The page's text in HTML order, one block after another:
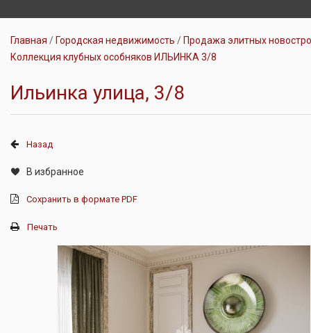
Главная Городская недвижимость
Продажа элитных
Коллекция клубных особняков ИЛЬИНКА 3/8
Ильинка улица, 3/8
Назад
В избранное
Сохранить в формате PDF
Печать